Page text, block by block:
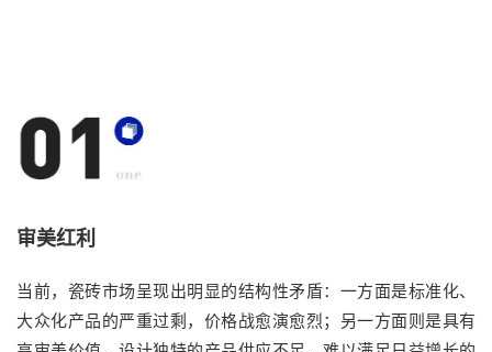
审美红利
当前，瓷砖市场呈现出明显的结构性矛盾：一方面是标准化、
大众化产品的严重过剩，价格战愈演愈烈；另一方面则是具有